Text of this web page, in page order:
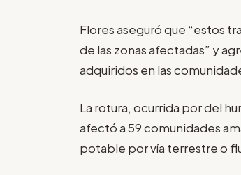
Flores aseguró que “estos
de las zonas afectadas” y
adquiridos en las
La rotura, ocurrida por del
afectó a 59 comunidades
potable por vía terrestre o